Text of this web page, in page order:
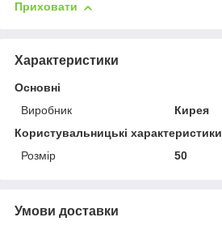
Приховати
Характеристики
Основні
Виробник
Кирея
Користувальницькі характеристики
Розмір
50
Умови доставки